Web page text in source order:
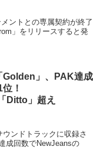
ントとの専属契約が終了
」をリリースすると発
Golden」、PAK達成
！
Ditto」超え
ンドトラックに収録さ
成回数でNewJeansの